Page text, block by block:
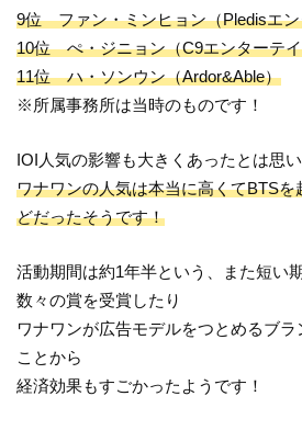
9位 ファン・ミンヒョン（Pledisエ
10位 ぺ・ジニョン（C9エンターテ
11位 ハ・ソンウン（Ardor&Able）
※所属事務所は当時のものです！
IOI人気の影響も大きくあったとは思い
ワナワンの人気は本当に高くてBTS
どだったそうです！
活動期間は約1年半という、また短い
数々の賞を受賞したり
ワナワンが広告モデルをつとめるブ
ことから
経済効果もすごかったようです！